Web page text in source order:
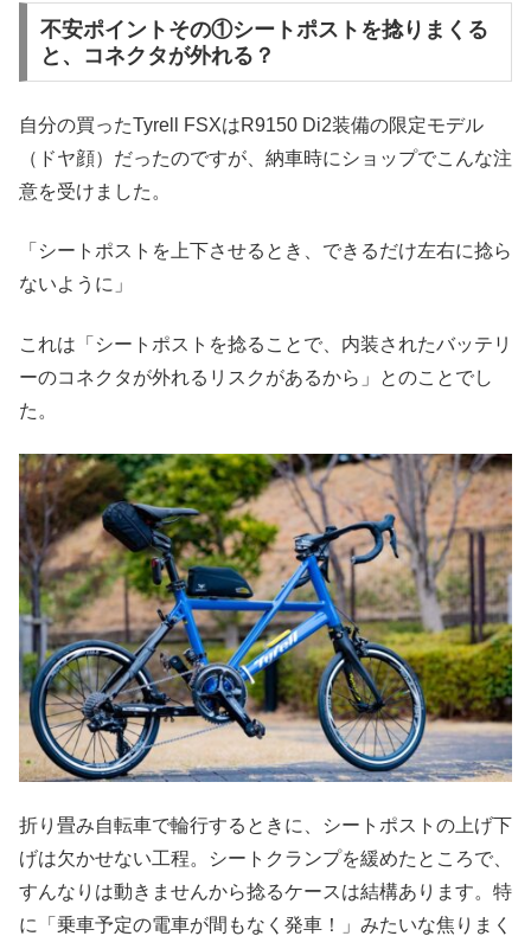
不安ポイントその①シートポストを捻りまくる
と、コネクタが外れる？
自分の買ったTyrell FSXはR9150 Di2装備の限定モデル
（ドヤ顔）だったのですが、納車時にショップでこんな注
意を受けました。
「シートポストを上下させるとき、できるだけ左右に捻ら
ないように」
これは「シートポストを捻ることで、内装されたバッテリ
ーのコネクタが外れるリスクがあるから」とのことでし
た。
折り畳み自転車で輪行するときに、シートポストの上げ下
げは欠かせない工程。シートクランプを緩めたところで、
すんなりは動きませんから捻るケースは結構あります。特
に「乗車予定の電車が間もなく発車！」みたいな焦りまく